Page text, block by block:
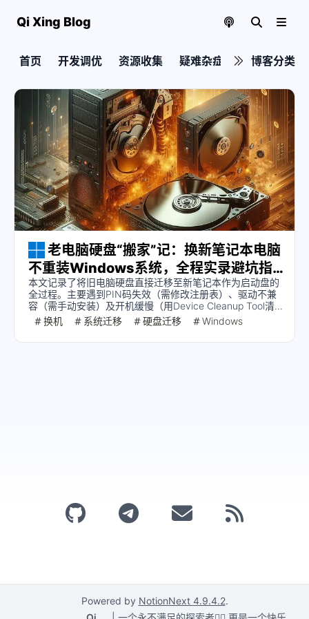
Qi Xing Blog
首页 开发调优 资源收集 疑难杂症 实用教程
博客分类
老电脑硬盘“搬家”记：换新笔记本电脑
不重装Windows系统，全程实录避坑指
南
本文记录了将旧电脑硬盘直接迁移至新笔记本作为启动盘的
全过程。主要遇到PIN码失效（需修改注册表）、驱动不兼
容（需手动安装）及开机缓慢（用Device Cleanup Tool清
理残留驱动）三大问题。最终实现免重装系统迁移，但建议
普通用户仍选择重装系统以获得更稳定体验。
换机 系统迁移 硬盘迁移 Windows
Powered by NotionNext 4.9.4.2.